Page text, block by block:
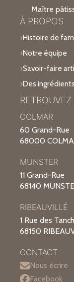
Maître
À PROPOS
Histoire de
Notre équipe
Savoir-faire
Des
COLMAR
60 Grand-Rue
68000
MUNSTER
11 Grand-Rue
68140
RIBEAUVILLÉ
1 Rue des
68150
CONTACT
Nous écrire
Facebook